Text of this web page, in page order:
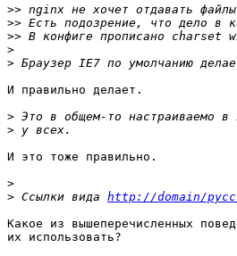
>>
>>
>>
>
>
И правильно делает.
>
>
И это тоже правильно.
>
> Ссылки вида http://domain/
Какое из вышеперечисленных
их использовать?